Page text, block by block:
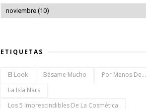
ETIQUETAS
El Look Bésame Mucho
Por Menos De...
La Isla Nars
Los 5 Imprescindibles De La Cosmética